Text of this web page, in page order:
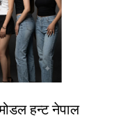
हन्ट नेपाल